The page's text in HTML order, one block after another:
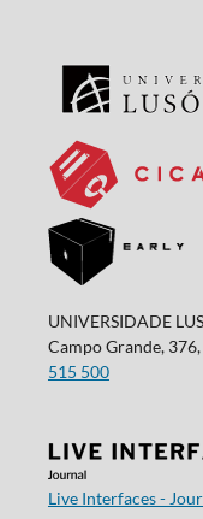
UNIVERSIDADE
Campo Grande,
515 500
Live Interfaces -